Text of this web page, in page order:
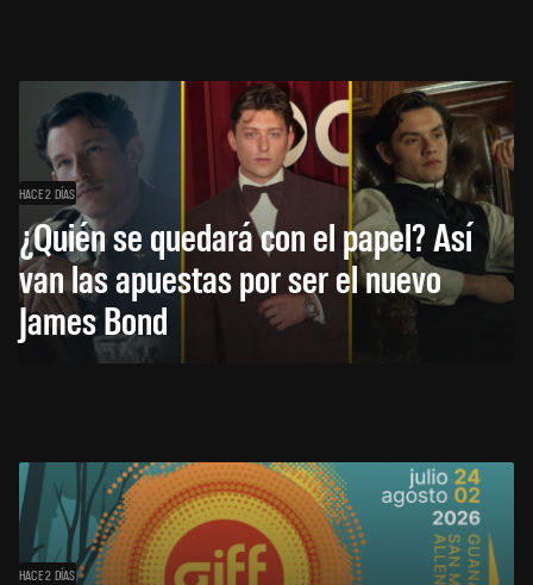
HACE 2 DÍAS
¿Quién se quedará con el papel? Así
van las apuestas por ser el nuevo
James Bond
HACE 2 DÍAS